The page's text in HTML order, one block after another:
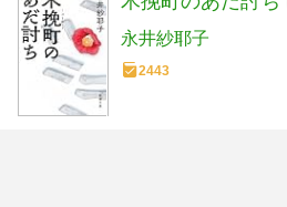
永井紗耶子
2443